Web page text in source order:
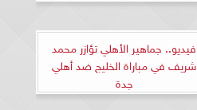
فيديو.. جماهير الأهلي تؤازر محمد
شريف في مباراة الخليج ضد أهلي
جدة